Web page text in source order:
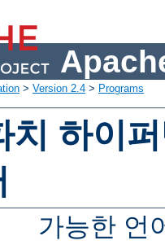
> Version 2.4 > Programs
하이
가능한 언